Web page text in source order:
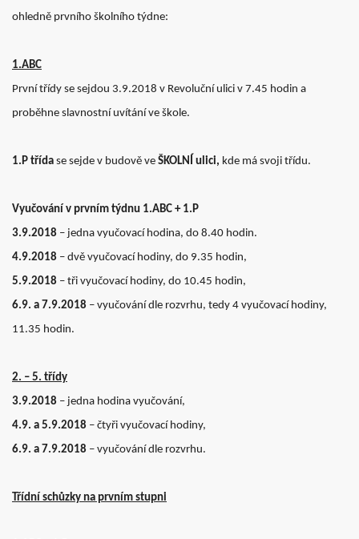
ohledně prvního školního týdne:
1.ABC
První třídy se sejdou 3.9.2018 v Revoluční ulici v 7.45 hodin a
proběhne slavnostní uvítání ve škole.
1.P třída se sejde v budově ve ŠKOLNÍ ulici, kde má svoji třídu.
Vyučování v prvním týdnu 1.ABC + 1.P
3.9.2018 – jedna vyučovací hodina, do 8.40 hodin.
4.9.2018 – dvě vyučovací hodiny, do 9.35 hodin,
5.9.2018 – tři vyučovací hodiny, do 10.45 hodin,
6.9. a 7.9.2018 – vyučování dle rozvrhu, tedy 4 vyučovací hodiny,
11.35 hodin.
2. – 5. třídy
3.9.2018 – jedna hodina vyučování,
4.9. a 5.9.2018 – čtyři vyučovací hodiny,
6.9. a 7.9.2018 – vyučování dle rozvrhu.
Třídní schůzky na prvním stupni